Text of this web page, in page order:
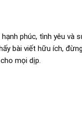
phúc, tình yêu và
bài viết hữu ích,
mọi dịp.